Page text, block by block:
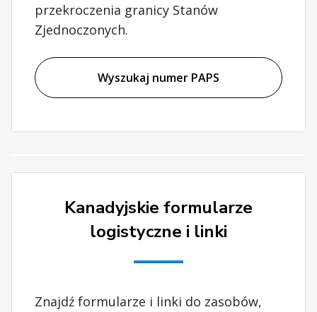
przekroczenia granicy Stanów
Zjednoczonych.
Wyszukaj numer PAPS
Kanadyjskie formularze
logistyczne i linki
Znajdź formularze i linki do zasobów,